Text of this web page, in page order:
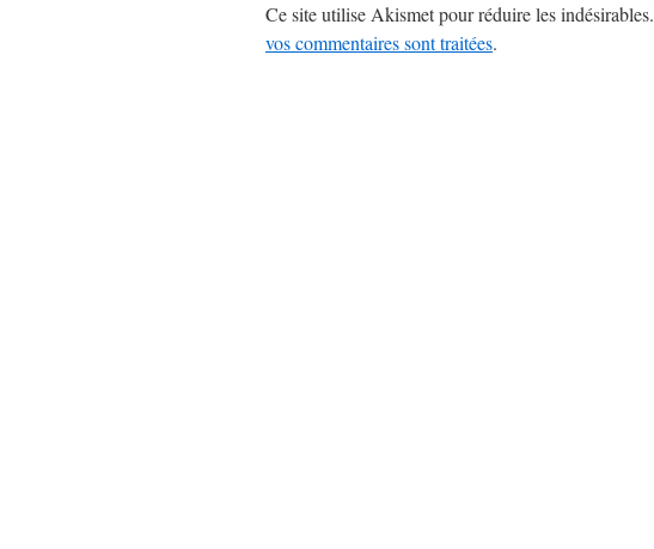
Ce site utilise Akismet pour réduire les indésirables.
vos commentaires sont traitées.